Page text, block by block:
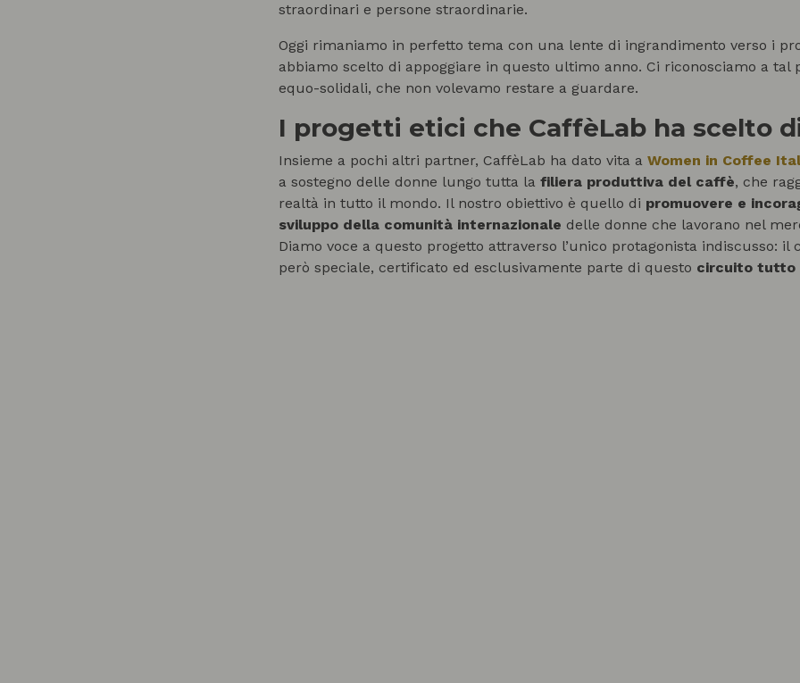
straordinari e persone straordinarie.
Oggi rimaniamo in perfetto tema con una lente di ingrandimento verso i
abbiamo scelto di appoggiare in questo ultimo anno. Ci riconosciamo a tal
equo-solidali, che non volevamo restare a guardare.
I progetti etici che CaffèLab ha scelto
Insieme a pochi altri partner, CaffèLab ha dato vita a Women in Coffee
a sostegno delle donne lungo tutta la filiera produttiva del caffè, che
realtà in tutto il mondo. Il nostro obiettivo è quello di promuovere e
sviluppo della comunità internazionale delle donne che lavorano nel
Diamo voce a questo progetto attraverso l’unico protagonista indiscusso: il
però speciale, certificato ed esclusivamente parte di questo circuito tutto